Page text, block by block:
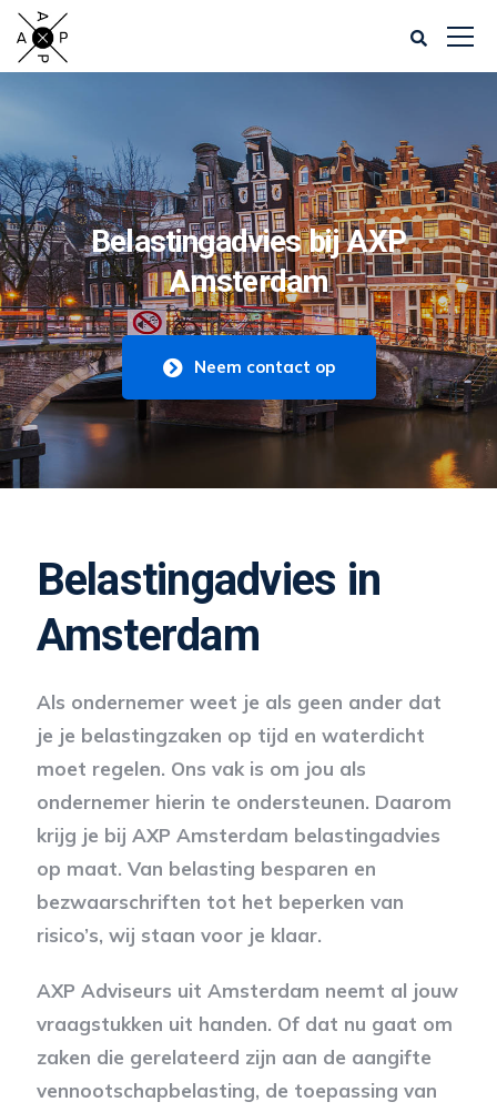
Belastingadvies bij AXP
Amsterdam
Neem contact op
Belastingadvies in
Amsterdam
Als ondernemer weet je als geen ander dat
je je belastingzaken op tijd en waterdicht
moet regelen. Ons vak is om jou als
ondernemer hierin te ondersteunen. Daarom
krijg je bij AXP Amsterdam belastingadvies
op maat. Van belasting besparen en
bezwaarschriften tot het beperken van
risico’s, wij staan voor je klaar.
AXP Adviseurs uit Amsterdam neemt al jouw
vraagstukken uit handen. Of dat nu gaat om
zaken die gerelateerd zijn aan de aangifte
vennootschapbelasting, de toepassing van